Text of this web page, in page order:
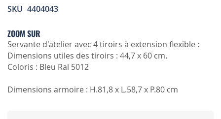
SKU 4404043
ZOOM SUR
Servante d'atelier avec 4 tiroirs à extension flexible :
Dimensions utiles des tiroirs : 44,7 x 60 cm.
Coloris : Bleu Ral 5012
Dimensions armoire : H.81,8 x L.58,7 x P.80 cm